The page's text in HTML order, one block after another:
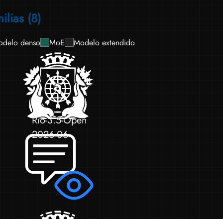
(8)
denso MoE Modelo extendido
Rio-3.5-Open
2026-06